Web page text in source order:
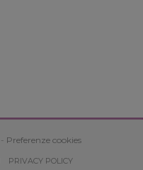
- Preferenze cookies
PRIVACY POLICY